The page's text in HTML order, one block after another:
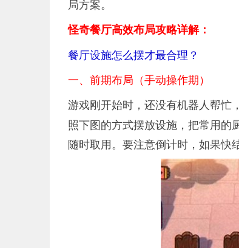
局方案。
怪奇餐厅高效布局攻略详解：
餐厅设施怎么摆才最合理？
一、前期布局（手动操作期）
游戏刚开始时，还没有机器人帮忙
照下图的方式摆放设施，把常用的
随时取用。要注意倒计时，如果快